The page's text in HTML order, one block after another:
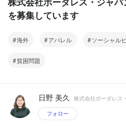
を募集しています
海外 アパレル ソーシャル
貧困問題
日野 美久 株式会社ボーダレス
フォロー